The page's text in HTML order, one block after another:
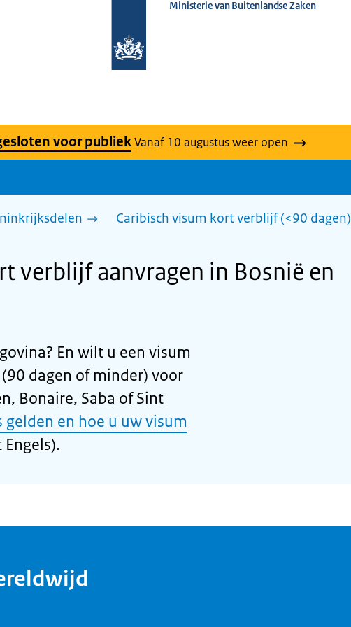
homepage
Ministerie van Buitenlandse Zaken
voor publiekVanaf 10 augustus weer open
Caribisch visum kort verblijf (<90 dagen)
verblijf aanvragen in Bosnië en
En wilt u een visum
dagen of minder) voor
Bonaire, Saba of Sint
gelden en hoe u uw visum